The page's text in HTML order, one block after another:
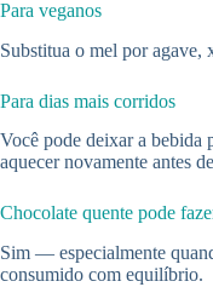
Para veganos
Substitua o mel por agave,
Para dias mais corridos
Você pode deixar a bebida
aquecer novamente antes
Chocolate quente pode
Sim — especialmente
consumido com equilíbrio.